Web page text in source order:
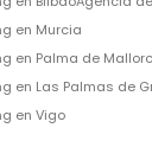
en Murcia
en Palma de
en Las Palmas de
en Vigo